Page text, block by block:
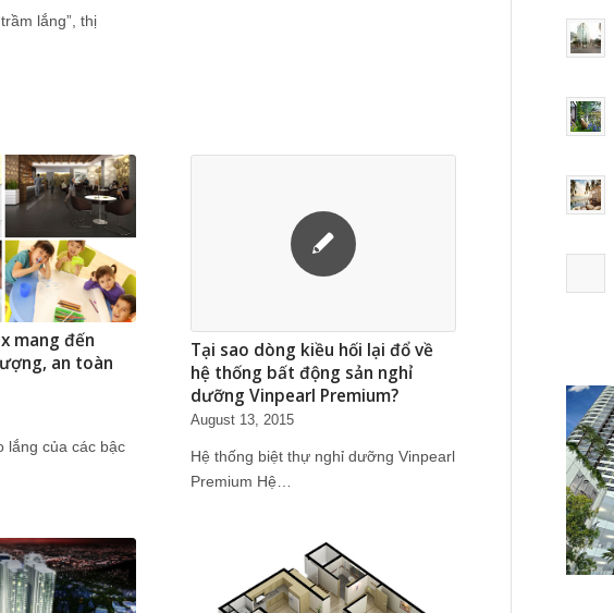
lắng”, thị
mang đến
an toàn
lắng của các bậc
Tại sao dòng kiều hối lại đổ về
hệ thống bất động sản nghỉ
dưỡng Vinpearl Premium?
August 13, 2015
Hệ thống biệt thự nghỉ dưỡng Vinpearl
Premium Hệ…